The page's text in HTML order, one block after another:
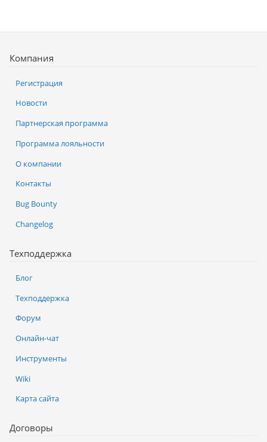
Компания
Регистрация
Новости
Партнерская программа
Программа лояльности
О компании
Контакты
Bug Bounty
Changelog
Техподдержка
Блог
Техподдержка
Форум
Онлайн-чат
Инструменты
Wiki
Карта сайта
Договоры